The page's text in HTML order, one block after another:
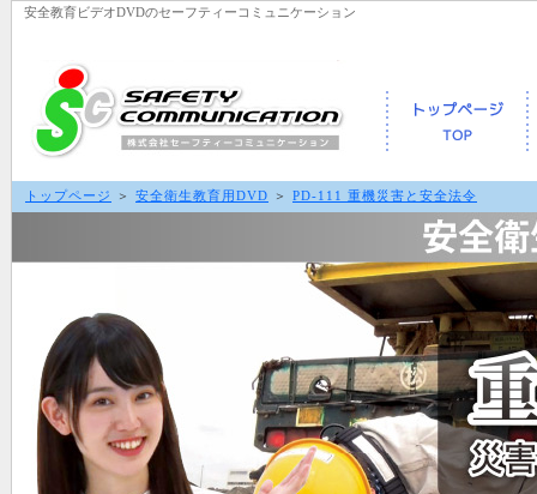
安全教育ビデオDVDのセーフティーコミュニケーション
トップページ ＞ 安全衛生教育用DVD ＞ PD-111 重機災害と安全法令